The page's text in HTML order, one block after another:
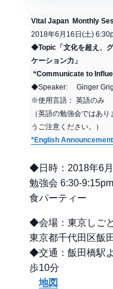
Vital Japan Monthly
2018年6月16日(土)
◆Topic「文化を超え、
ケーション力」
“Communicate to
◆Speaker: Ginger
※使用言語： 英語のみ
（英語の勉強会ではあり
うご注意ください。）
*English Announcement
◆日時：2018年6月
勉強会 6:30-
食パーティー
◆会場：東京しご
東京都千代田区飯
◆交通：飯田橋駅
歩10分
地図